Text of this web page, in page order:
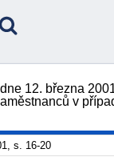
12. března
v
s. 16-20